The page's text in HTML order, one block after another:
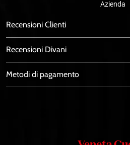
Azienda
Recensioni Clienti
Recensioni Divani
Metodi di pagamento